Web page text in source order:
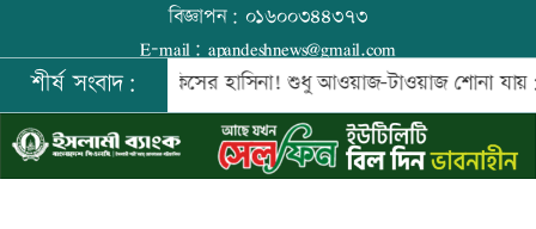
শিল্পকলায় বিনামূল্যে ৬ সিনেমা দেখা যাবে
দিল্লিতে শেখ হাসিনার বক্তব্যে ভারতের সমর্থন
আজ স্বর্ণ-রুপা যে দামে বিক্রি হচ্ছে
বিশ্ব মাতৃদুগ্ধ দিবস আজ
বিজ্ঞাপন: ০১৬০০৩৪৪৩৭৩
E-mail: apandeshnews@gmail.com
©২০২৬ |আপন দেশ ডটকমকর্তৃক সর্বসত্ব ® সংরক্ষিত | উন্নয়নে
ইমিথমেকারস.কম
শীর্ষ সংবাদ:কিসের হাসিনা! শুধু আওয়াজ-টাওয়াজ শোনা যায়: স্বরাষ্ট্রমন্ত্রী